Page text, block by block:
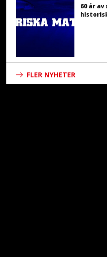
60 år
FLER NYHETER